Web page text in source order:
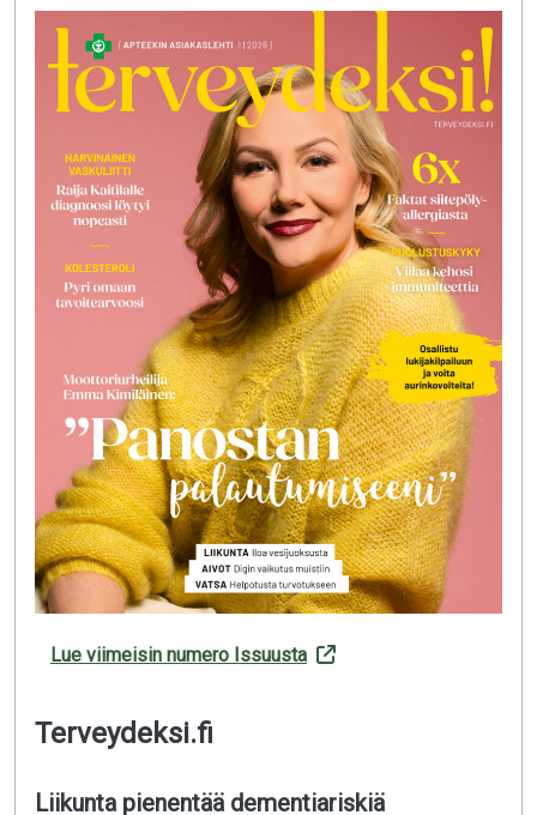
Terveydeksi.fi
Liikunta pienentää dementiariskiä
Lue viimeisin numero Issuusta